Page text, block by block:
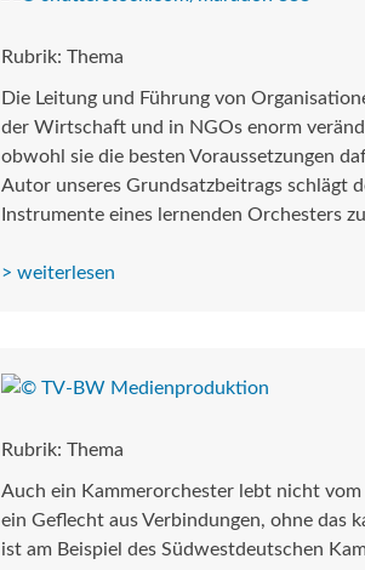
Rubrik: Thema
Die Leitung und Führung von
der Wirtschaft und in NGOs enorm
obwohl sie die besten Voraussetzungen
Autor unseres Grundsatzbeitrags schlägt
Instrumente eines lernenden Orchesters
> weiterlesen
Rubrik: Thema
Auch ein Kammerorchester lebt nicht
ein Geflecht aus Verbindungen, ohne das
ist am Beispiel des Südwestdeutschen